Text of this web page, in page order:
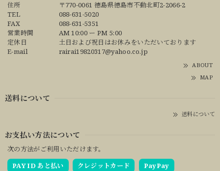
住所
〒770-0061 徳島県徳島市不動北町2-2066-2
TEL
088-631-5020
FAX
088-631-5351
営業時間
AM 10:00 ー PM 5:00
定休日
土日および祝日はお休みをいただいております
E-mail
rairai19820317@yahoo.co.jp
ABOUT
MAP
送料について
送料について
お支払い方法について
次の方法がご利用いただけます。
PAY ID あと払い
クレジットカード PayPay